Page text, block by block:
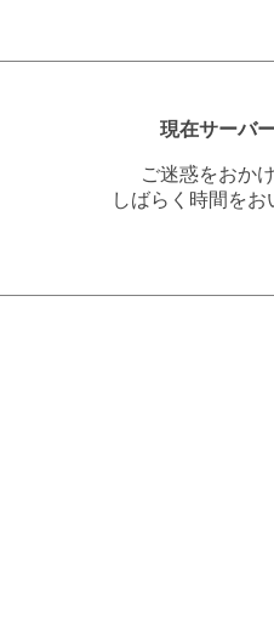
現在サーバ
ご迷惑をおか
しばらく時間を